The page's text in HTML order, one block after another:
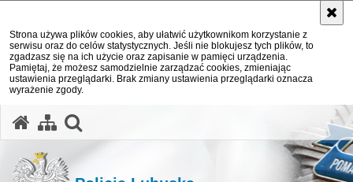
Strona używa plików cookies, aby ułatwić użytkownikom korzystanie z
serwisu oraz do celów statystycznych. Jeśli nie blokujesz tych plików, to
zgadzasz się na ich użycie oraz zapisanie w pamięci urządzenia.
Pamiętaj, że możesz samodzielnie zarządzać cookies, zmieniając
ustawienia przeglądarki. Brak zmiany ustawienia przeglądarki oznacza
wyrażenie zgody.